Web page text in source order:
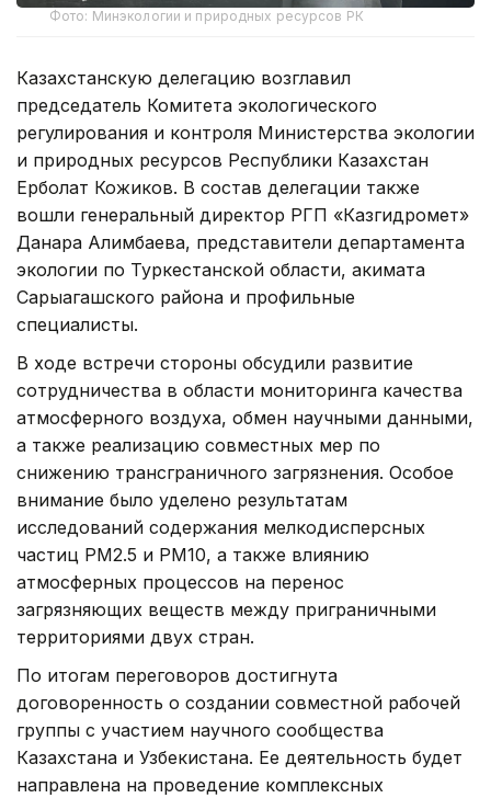
Фото: Минэкологии и природных ресурсов РК
Казахстанскую делегацию возглавил
председатель Комитета экологического
регулирования и контроля Министерства экологии
и природных ресурсов Республики Казахстан
Ерболат Кожиков. В состав делегации также
вошли генеральный директор РГП «Казгидромет»
Данара Алимбаева, представители департамента
экологии по Туркестанской области, акимата
Сарыагашского района и профильные
специалисты.
В ходе встречи стороны обсудили развитие
сотрудничества в области мониторинга качества
атмосферного воздуха, обмен научными данными,
а также реализацию совместных мер по
снижению трансграничного загрязнения. Особое
внимание было уделено результатам
исследований содержания мелкодисперсных
частиц PM2.5 и PM10, а также влиянию
атмосферных процессов на перенос
загрязняющих веществ между приграничными
территориями двух стран.
По итогам переговоров достигнута
договоренность о создании совместной рабочей
группы с участием научного сообщества
Казахстана и Узбекистана. Ее деятельность будет
направлена на проведение комплексных